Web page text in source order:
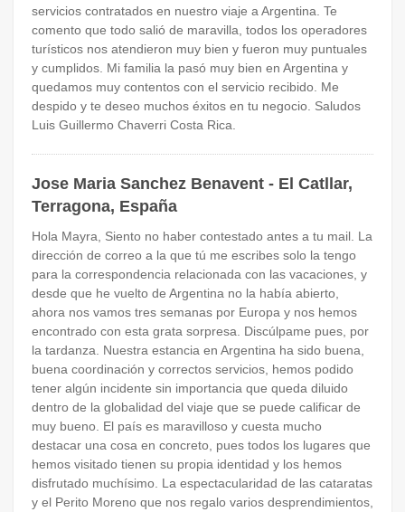
servicios contratados en nuestro viaje a Argentina. Te
comento que todo salió de maravilla, todos los operadores
turísticos nos atendieron muy bien y fueron muy puntuales
y cumplidos. Mi familia la pasó muy bien en Argentina y
quedamos muy contentos con el servicio recibido. Me
despido y te deseo muchos éxitos en tu negocio. Saludos
Luis Guillermo Chaverri Costa Rica.
Jose Maria Sanchez Benavent - El Catllar,
Terragona, España
Hola Mayra, Siento no haber contestado antes a tu mail. La
dirección de correo a la que tú me escribes solo la tengo
para la correspondencia relacionada con las vacaciones, y
desde que he vuelto de Argentina no la había abierto,
ahora nos vamos tres semanas por Europa y nos hemos
encontrado con esta grata sorpresa. Discúlpame pues, por
la tardanza. Nuestra estancia en Argentina ha sido buena,
buena coordinación y correctos servicios, hemos podido
tener algún incidente sin importancia que queda diluido
dentro de la globalidad del viaje que se puede calificar de
muy bueno. El país es maravilloso y cuesta mucho
destacar una cosa en concreto, pues todos los lugares que
hemos visitado tienen su propia identidad y los hemos
disfrutado muchísimo. La espectacularidad de las cataratas
y el Perito Moreno que nos regalo varios desprendimientos,